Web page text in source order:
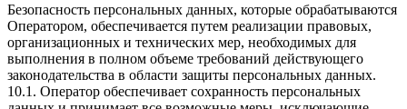
Безопасность персональных данных, которые обрабатываются
Оператором, обеспечивается путем реализации правовых,
организационных и технических мер, необходимых для
выполнения в полном объеме требований действующего
законодательства в области защиты персональных данных.
10.1. Оператор обеспечивает сохранность персональных